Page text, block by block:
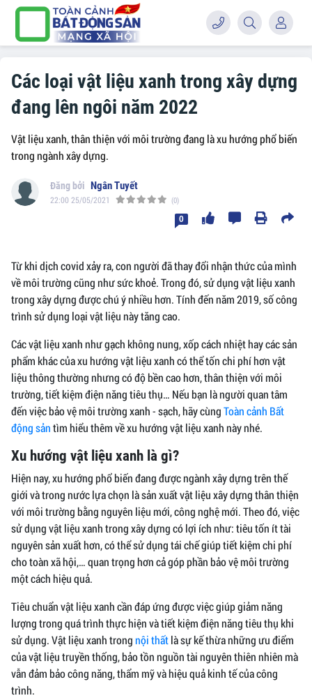
Các loại vật liệu xanh trong xây dựng
đang lên ngôi năm 2022
Vật liệu xanh, thân thiện với môi trường đang là xu hướng phổ biến
trong ngành xây dựng.
Ngân Tuyết
22:00 25/05/2021 (0)
0
Từ khi dịch covid xảy ra, con người đã thay đổi nhận thức của mình
về môi trường cũng như sức khoẻ. Trong đó, sử dụng vật liệu xanh
trong xây dựng được chú ý nhiều hơn. Tính đến năm 2019, số công
trình sử dụng loại vật liệu này tăng cao.
Các vật liệu xanh như gạch không nung, xốp cách nhiệt hay các sản
phẩm khác của xu hướng vật liệu xanh có thể tốn chi phí hơn vật
liệu thông thường nhưng có độ bền cao hơn, thân thiện với môi
trường, tiết kiệm điện năng tiêu thụ… Nếu bạn là người quan tâm
đến việc bảo vệ môi trường xanh - sạch, hãy cùngToàn cảnh Bất
động sảntìm hiểu thêm về xu hướng vật liệu xanh này nhé.
Xu hướng vật liệu xanh là gì?
Hiện nay, xu hướng phổ biến đang được ngành xây dựng trên thế
giới và trong nước lựa chọn là sản xuất vật liệu xây dựng thân thiện
với môi trường bằng nguyên liệu mới, công nghệ mới. Theo đó, việc
sử dụng vật liệu xanh trong xây dựng có lợi ích như: tiêu tốn ít tài
nguyên sản xuất hơn, có thể sử dụng tái chế giúp tiết kiệm chi phí
cho toàn xã hội,… quan trọng hơn cả góp phần bảo vệ môi trường
một cách hiệu quả.
Tiêu chuẩn vật liệu xanh cần đáp ứng được việc giúp giảm năng
lượng trong quá trình thực hiện và tiết kiệm điện năng tiêu thụ khi
sử dụng. Vật liệu xanh trongnội thấtlà sự kế thừa những ưu điểm
của vật liệu truyền thống, bảo tồn nguồn tài nguyên thiên nhiên mà
vẫn đảm bảo công năng, thẩm mỹ và hiệu quả kinh tế của công
trình.